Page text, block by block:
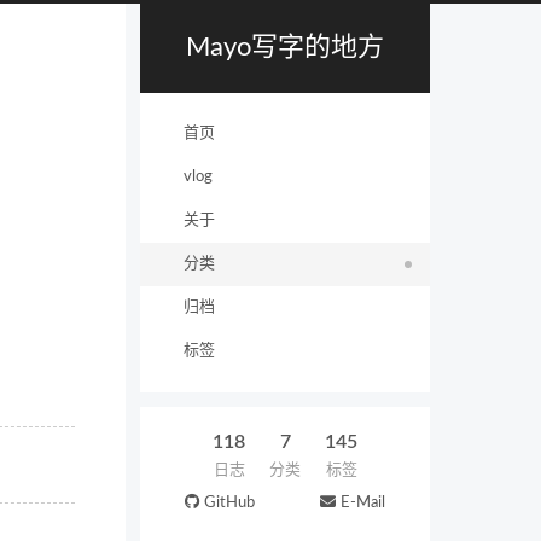
Mayo写字的地方
首页
vlog
关于
分类
归档
标签
118
日志
7
分类
145
标签
GitHub E-Mail